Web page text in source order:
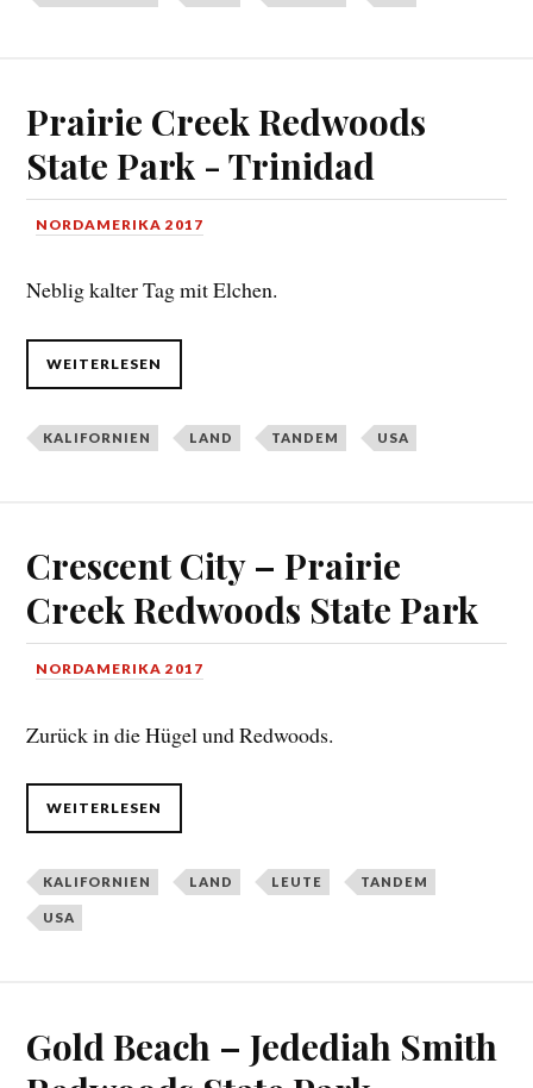
Prairie Creek Redwoods
State Park - Trinidad
NORDAMERIKA 2017
Neblig kalter Tag mit Elchen.
WEITERLESEN
KALIFORNIEN LAND TANDEM USA
Crescent City – Prairie
Creek Redwoods State Park
NORDAMERIKA 2017
Zurück in die Hügel und Redwoods.
WEITERLESEN
KALIFORNIEN LAND LEUTE TANDEM
USA
Gold Beach – Jedediah Smith